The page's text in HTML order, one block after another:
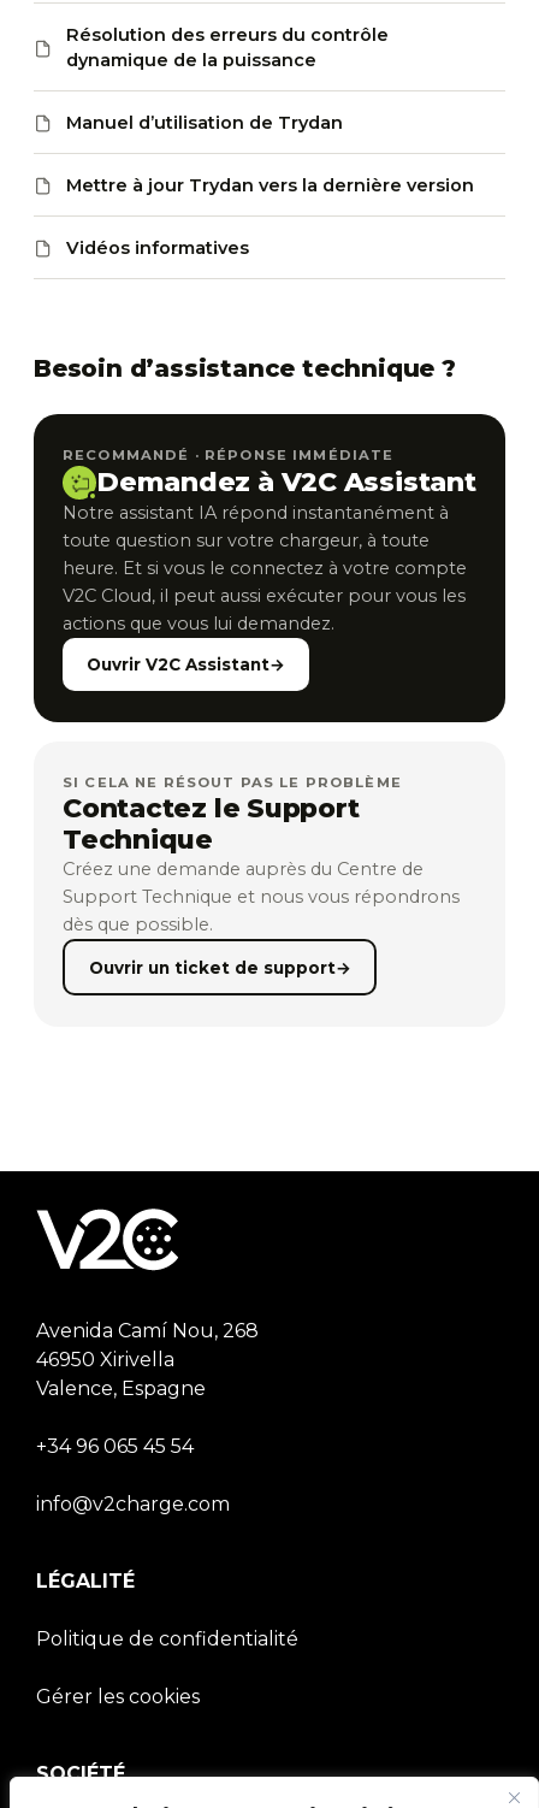
Résolution des erreurs du contrôle
dynamique de la puissance
Manuel d’utilisation de Trydan
Mettre à jour Trydan vers la dernière version
Vidéos informatives
Besoin d’assistance technique ?
RECOMMANDÉ · RÉPONSE IMMÉDIATE
Demandez à V2C Assistant
Notre assistant IA répond instantanément à
toute question sur votre chargeur, à toute
heure. Et si vous le connectez à votre compte
V2C Cloud, il peut aussi exécuter pour vous les
actions que vous lui demandez.
Ouvrir V2C Assistant→
SI CELA NE RÉSOUT PAS LE PROBLÈME
Contactez le Support
Technique
Créez une demande auprès du Centre de
Support Technique et nous vous répondrons
dès que possible.
Ouvrir un ticket de support→
Avenida Camí Nou, 268
46950 Xirivella
Valence, Espagne
+34 96 065 45 54
info@v2charge.com
LÉGALITÉ
Politique de confidentialité
Gérer les cookies
SOCIÉTÉ